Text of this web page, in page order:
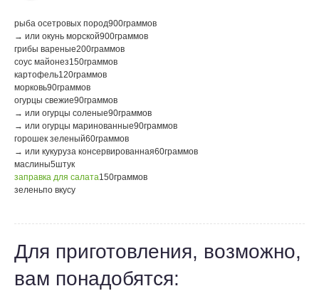
рыба осетровых пород900граммов
→ или окунь морской900граммов
грибы вареные200граммов
соус майонез150граммов
картофель120граммов
морковь90граммов
огурцы свежие90граммов
→ или огурцы соленые90граммов
→ или огурцы маринованные90граммов
горошек зеленый60граммов
→ или кукуруза консервированная60граммов
маслины5штук
заправка для салата150граммов
зеленьпо вкусу
Для приготовления, возможно,
вам понадобятся: